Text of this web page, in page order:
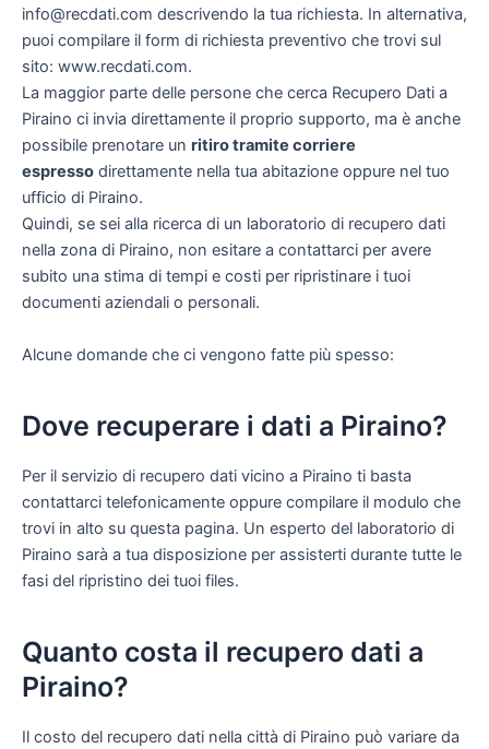
info@recdati.com descrivendo la tua richiesta. In alternativa,
puoi compilare il form di richiesta preventivo che trovi sul
sito: www.recdati.com.
La maggior parte delle persone che cerca Recupero Dati a
Piraino ci invia direttamente il proprio supporto, ma è anche
possibile prenotare un ritiro tramite corriere
espresso direttamente nella tua abitazione oppure nel tuo
ufficio di Piraino.
Quindi, se sei alla ricerca di un laboratorio di recupero dati
nella zona di Piraino, non esitare a contattarci per avere
subito una stima di tempi e costi per ripristinare i tuoi
documenti aziendali o personali.
Alcune domande che ci vengono fatte più spesso:
Dove recuperare i dati a Piraino?
Per il servizio di recupero dati vicino a Piraino ti basta
contattarci telefonicamente oppure compilare il modulo che
trovi in alto su questa pagina. Un esperto del laboratorio di
Piraino sarà a tua disposizione per assisterti durante tutte le
fasi del ripristino dei tuoi files.
Quanto costa il recupero dati a
Piraino?
Il costo del recupero dati nella città di Piraino può variare da